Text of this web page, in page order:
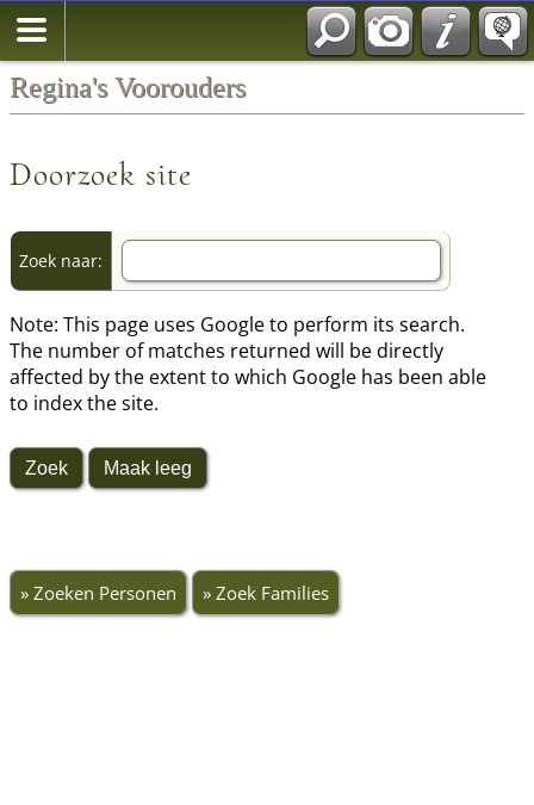
Regina's Voorouders
Doorzoek site
Zoek naar:
Note: This page uses Google to perform its search.
The number of matches returned will be directly
affected by the extent to which Google has been able
to index the site.
» Zoeken Personen » Zoek Families